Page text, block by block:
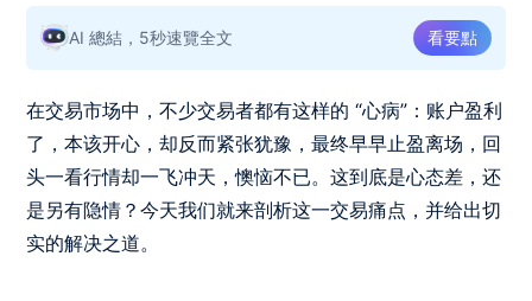
AI 總結，5秒速覽全文 看要點
在交易市场中，不少交易者都有这样的 “心病”：账户盈利
了，本该开心，却反而紧张犹豫，最终早早止盈离场，回
头一看行情却一飞冲天，懊恼不已。这到底是心态差，还
是另有隐情？今天我们就来剖析这一交易痛点，并给出切
实的解决之道。